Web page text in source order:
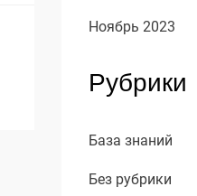
Ноябрь 2023
Рубрики
База знаний
Без рубрики